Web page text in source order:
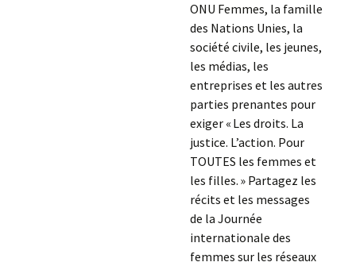
ONU Femmes, la famille
des Nations Unies, la
société civile, les jeunes,
les médias, les
entreprises et les autres
parties prenantes pour
exiger « Les droits. La
justice. L’action. Pour
TOUTES les femmes et
les filles. » Partagez les
récits et les messages
de la Journée
internationale des
femmes sur les réseaux